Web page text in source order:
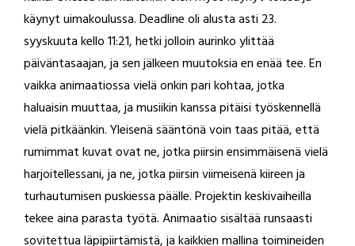
käynyt uimakoulussa. Deadline oli alusta asti 23.
syyskuuta kello 11:21, hetki jolloin aurinko ylittää
päiväntasaajan, ja sen jälkeen muutoksia en enää tee. En
vaikka animaatiossa vielä onkin pari kohtaa, jotka
haluaisin muuttaa, ja musiikin kanssa pitäisi työskennellä
vielä pitkäänkin. Yleisenä sääntönä voin taas pitää, että
rumimmat kuvat ovat ne, jotka piirsin ensimmäisenä vielä
harjoitellessani, ja ne, jotka piirsin viimeisenä kiireen ja
turhautumisen puskiessa päälle. Projektin keskivaiheilla
tekee aina parasta työtä. Animaatio sisältää runsaasti
sovitettua läpipiirtämistä, ja kaikkien mallina toimineiden